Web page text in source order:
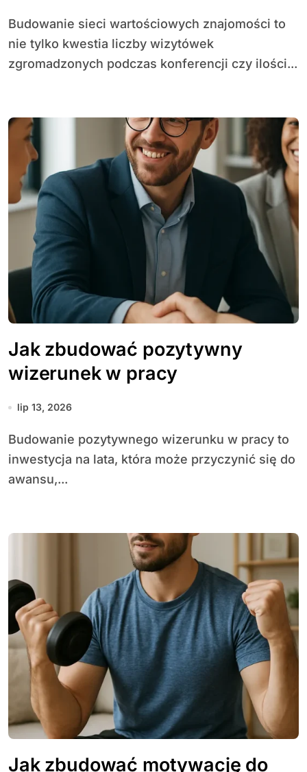
Budowanie sieci wartościowych znajomości to
nie tylko kwestia liczby wizytówek
zgromadzonych podczas konferencji czy ilości...
Jak zbudować pozytywny
wizerunek w pracy
lip 13, 2026
Budowanie pozytywnego wizerunku w pracy to
inwestycja na lata, która może przyczynić się do
awansu,...
Jak zbudować motywację do